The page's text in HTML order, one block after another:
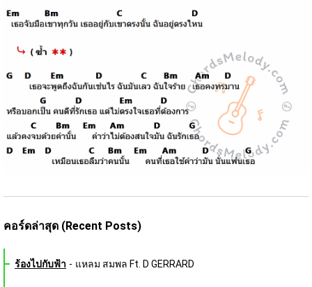
คอร์ดล่าสุด (Recent Posts)
ร้องไปกับฟ้า - แหลม สมพล Ft. D GERRARD